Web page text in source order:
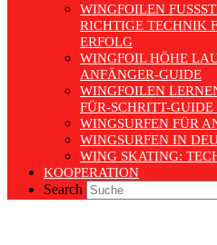
WINGFOILEN
ICHTIGE TECHNIK
RFOLG
WINGFOIL HÖHE
ANFÄNGER-GUIDE
WINGFOILEN
FÜR-SCHRITT-
WINGSURFEN FÜR
WINGSURFEN IN
WING SKATING:
KOOPERATION
Search